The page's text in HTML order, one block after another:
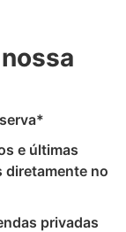
e últimas
no
privadas